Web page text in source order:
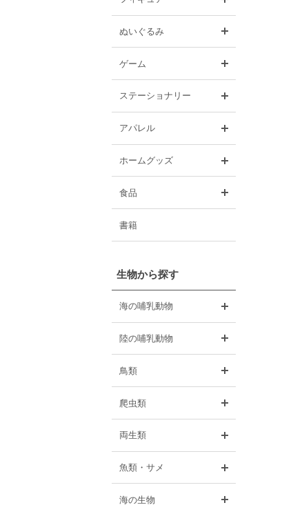
ぬいぐるみ
ゲーム
ステーショナリー
アパレル
ホームグッズ
食品
書籍
生物から探す
海の哺乳動物
陸の哺乳動物
鳥類
爬虫類
両生類
魚類・サメ
海の生物